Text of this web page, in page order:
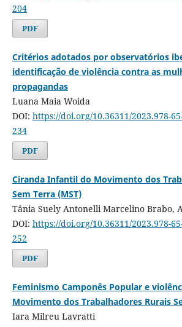
204
PDF
Critérios adotados por observatórios
identificação de violência contra as
propagandas
Luana Maia Woida
DOI: https://doi.org/10.36311/2023.978-
234
PDF
Ciranda Infantil do Movimento dos
Sem Terra (MST)
Tânia Suely Antonelli Marcelino Brabo,
DOI: https://doi.org/10.36311/2023.978-
252
PDF
Feminismo Camponês Popular e
Movimento dos Trabalhadores Rurais
Iara Milreu Lavratti